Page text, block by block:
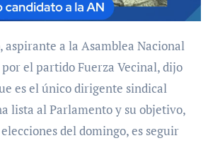
por el partido Fuerza Vecinal, dijo
es el único dirigente sindical
lista al Parlamento y su objetivo,
del domingo, es seguir